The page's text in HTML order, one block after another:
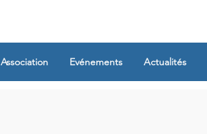
Association Evénements Actualités